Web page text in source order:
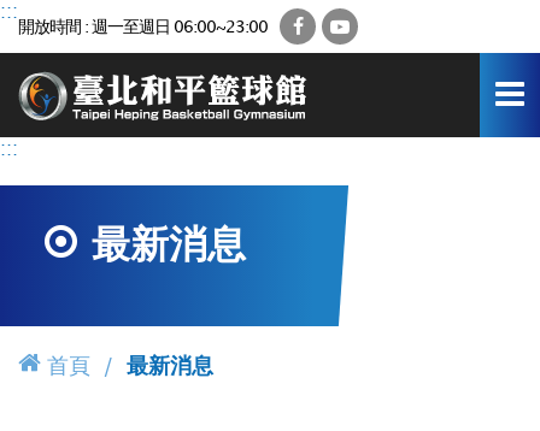
跳
容
:::
開放時間 : 週一至週日 06:00~23:00 FacebookYouTube
:::
最新消息
首頁 最新消息